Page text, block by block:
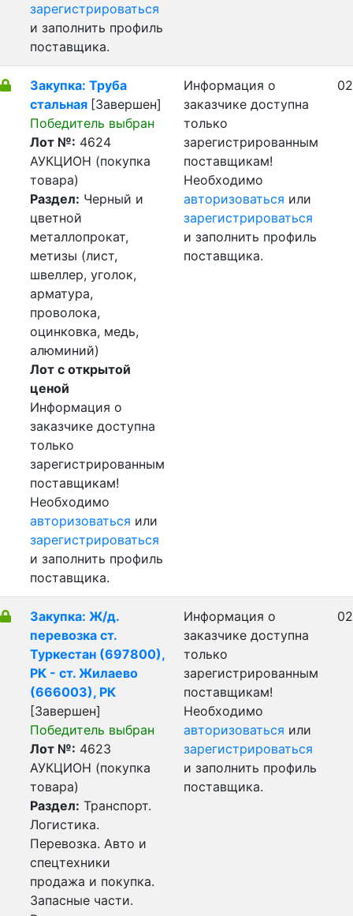
зарегистрироваться
и заполнить профиль
поставщика.
Закупка: Труба
стальная [Завершен]
Победитель выбран
Лот №: 4624
АУКЦИОН (покупка
товара)
Раздел: Черный и
цветной
металлопрокат,
метизы (лист,
швеллер, уголок,
арматура,
проволока,
оцинковка, медь,
алюминий)
Лот с открытой
ценой
Информация о
заказчике доступна
только
зарегистрированным
поставщикам!
Необходимо
авторизоваться или
зарегистрироваться
и заполнить профиль
поставщика.
Информация о
заказчике доступна
только
зарегистрированным
поставщикам!
Необходимо
авторизоваться или
зарегистрироваться
и заполнить профиль
поставщика.
Закупка: Ж/д.
перевозка ст.
Туркестан (697800),
РК - ст. Жилаево
(666003), РК
[Завершен]
Победитель выбран
Лот №: 4623
АУКЦИОН (покупка
товара)
Раздел: Транспорт.
Логистика.
Перевозка. Авто и
спецтехники
продажа и покупка.
Запасные части.
Информация о
заказчике доступна
только
зарегистрированным
поставщикам!
Необходимо
авторизоваться или
зарегистрироваться
и заполнить профиль
поставщика.